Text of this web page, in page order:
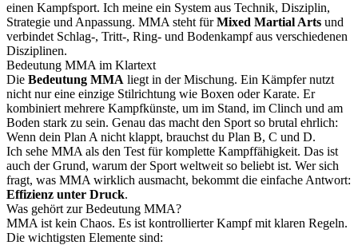
einen Kampfsport. Ich meine ein System aus Technik, Disziplin,
Strategie und Anpassung. MMA steht fürMixed Martial Arts und
verbindet Schlag-, Tritt-, Ring- und Bodenkampf aus verschiedenen
Disziplinen.
Bedeutung MMA im Klartext
Die Bedeutung MMA liegt in der Mischung. Ein Kämpfer nutzt
nicht nur eine einzige Stilrichtung wie Boxen oder Karate. Er
kombiniert mehrere Kampfkünste, um im Stand, im Clinch und am
Boden stark zu sein. Genau das macht den Sport so brutal ehrlich:
Wenn dein Plan A nicht klappt, brauchst du Plan B, C und D.
Ich sehe MMA als den Test für komplette Kampffähigkeit. Das ist
auch der Grund, warum der Sport weltweit so beliebt ist. Wer sich
fragt, was MMA wirklich ausmacht, bekommt die einfache Antwort:
Effizienz unter Druck.
Was gehört zur Bedeutung MMA?
MMA ist kein Chaos. Es ist kontrollierter Kampf mit klaren Regeln.
Die wichtigsten Elemente sind: